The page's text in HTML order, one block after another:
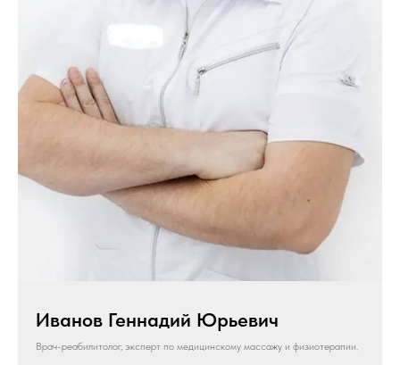
Иванов Геннадий Юрьевич
Врач-реабилитолог, эксперт по медицинскому массажу и физиотерапии.